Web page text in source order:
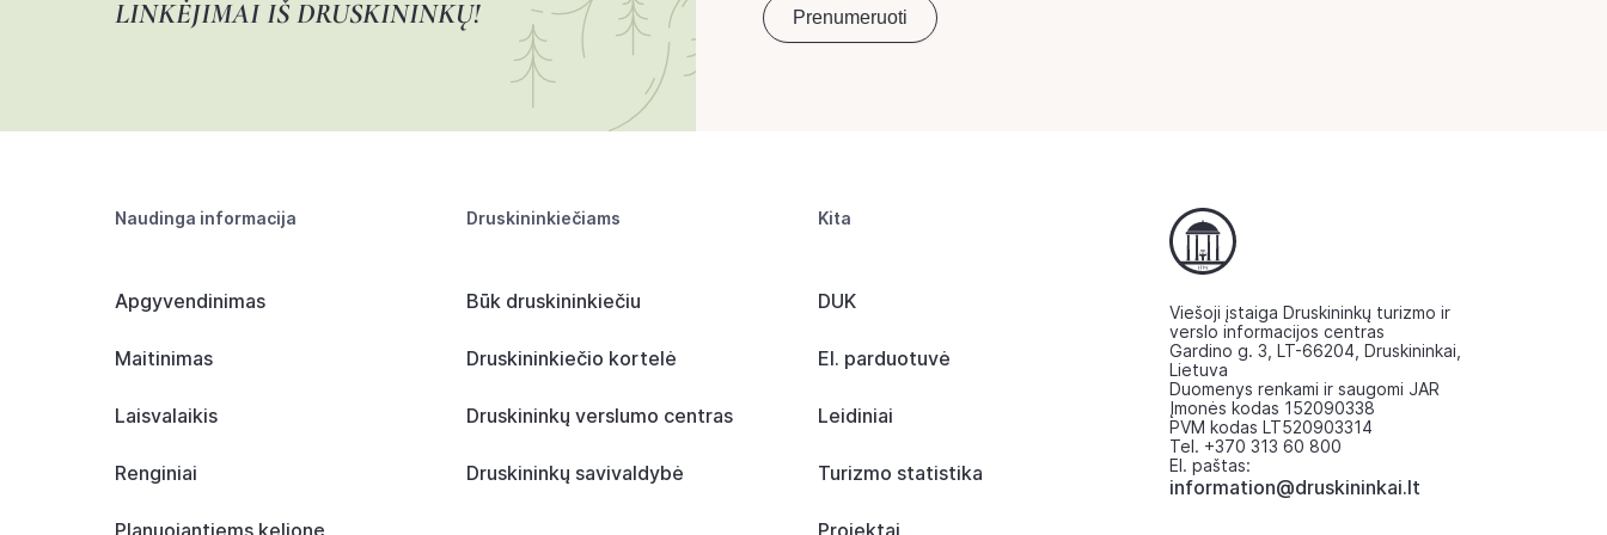
LINKĖJIMAI IŠ DRUSKININKŲ!
Naudinga informacija
Apgyvendinimas
Maitinimas
Laisvalaikis
Renginiai
Planuojantiems kelionę
Druskininkiečiams
Būk druskininkiečiu
Druskininkiečio kortelė
Druskininkų verslumo centras
Druskininkų savivaldybė
Kita
DUK
El. parduotuvė
Leidiniai
Turizmo statistika
Projektai
Viešoji įstaiga Druskininkų turizmo ir
verslo informacijos centras
Gardino g. 3, LT-66204, Druskininkai,
Lietuva
Duomenys renkami ir saugomi JAR
Įmonės kodas 152090338
PVM kodas LT520903314
Tel. +370 313 60 800
El. paštas:
information@druskininkai.lt